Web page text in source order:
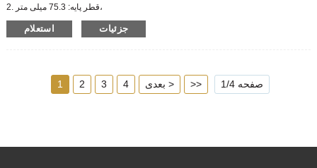
2. قطر پایه: 75.3 میلی متر،
ارتفاع پوشش ژاگا: 35/50 میلی متر
3. گواهی: اتحادیه اروپا zhaga، CE
استعلام جزئیات
1 2 3 4 بعدی > >> صفحه 1/4